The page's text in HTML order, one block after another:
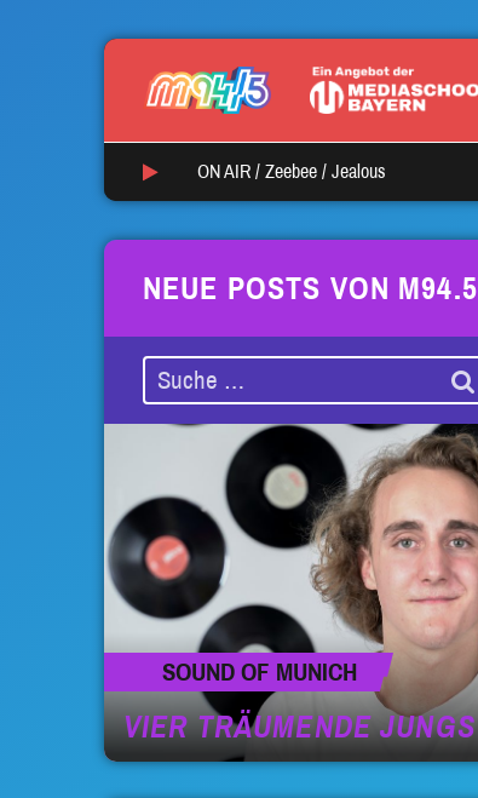
ON AIR / Zeebee / Jealous
NEUE POSTS VON M94.5
SOUND OF MUNICH
VIER TRÄUMENDE JUNGS